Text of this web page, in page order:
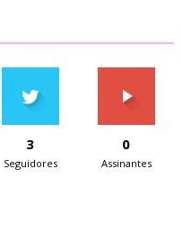
3
Seguidores
0
Assinantes